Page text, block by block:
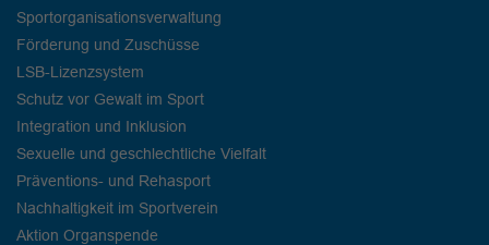
Sportorganisationsverwaltung
Förderung und Zuschüsse
LSB-Lizenzsystem
Schutz vor Gewalt im Sport
Integration und Inklusion
Sexuelle und geschlechtliche Vielfalt
Präventions- und Rehasport
Nachhaltigkeit im Sportverein
Aktion Organspende